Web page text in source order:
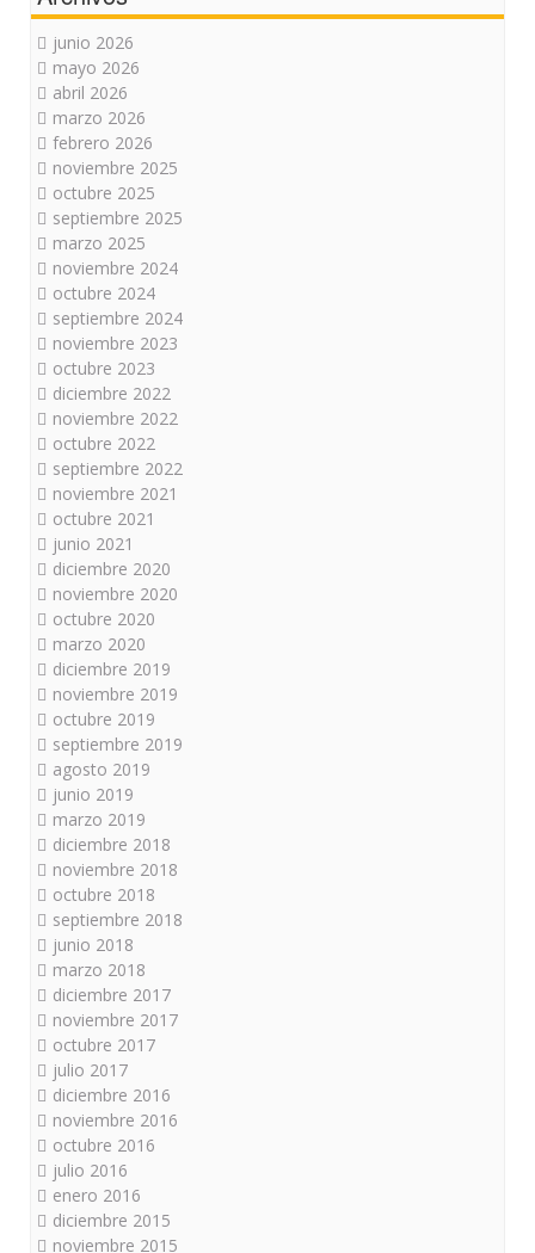
junio 2026
mayo 2026
abril 2026
marzo 2026
febrero 2026
noviembre 2025
octubre 2025
septiembre 2025
marzo 2025
noviembre 2024
octubre 2024
septiembre 2024
noviembre 2023
octubre 2023
diciembre 2022
noviembre 2022
octubre 2022
septiembre 2022
noviembre 2021
octubre 2021
junio 2021
diciembre 2020
noviembre 2020
octubre 2020
marzo 2020
diciembre 2019
noviembre 2019
octubre 2019
septiembre 2019
agosto 2019
junio 2019
marzo 2019
diciembre 2018
noviembre 2018
octubre 2018
septiembre 2018
junio 2018
marzo 2018
diciembre 2017
noviembre 2017
octubre 2017
julio 2017
diciembre 2016
noviembre 2016
octubre 2016
julio 2016
enero 2016
diciembre 2015
noviembre 2015